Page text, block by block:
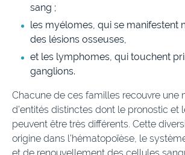
sang ;
les myélomes, qui se manifestent
des lésions osseuses,
et les lymphomes, qui touchent
ganglions.
Chacune de ces familles recouvre une
d’entités distinctes dont le pronostic et
peuvent être très différents. Cette
origine dans l’hématopoïèse, le